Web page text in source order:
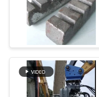
FORDERN
SIE EIN
ZITAT
SITEMAP